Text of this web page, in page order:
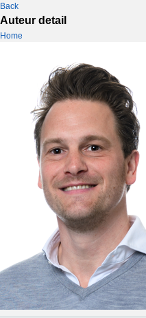
Back
Auteur detail
Home